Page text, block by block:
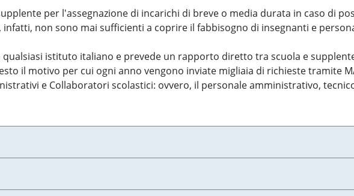
per l'assegnazione di incarichi di breve o media durata in caso di
non sono mai sufficienti a coprire il fabbisogno di insegnanti e
qualsiasi istituto italiano e prevede un rapporto diretto tra scuola e
il motivo per cui ogni anno vengono inviate migliaia di richieste tramite
e Collaboratori scolastici: ovvero, il personale amministrativo,